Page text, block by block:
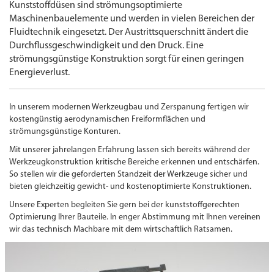
Kunststoffdüsen sind strömungsoptimierte
Maschinenbauelemente und werden in vielen Bereichen der
Fluidtechnik eingesetzt. Der Austrittsquerschnitt ändert die
Durchflussgeschwindigkeit und den Druck. Eine
strömungsgünstige Konstruktion sorgt für einen geringen
Energieverlust.
In unserem modernen Werkzeugbau und Zerspanung fertigen wir
kostengünstig aerodynamischen Freiformflächen und
strömungsgünstige Konturen.
Mit unserer jahrelangen Erfahrung lassen sich bereits während der
Werkzeugkonstruktion kritische Bereiche erkennen und entschärfen.
So stellen wir die geforderten Standzeit der Werkzeuge sicher und
bieten gleichzeitig gewicht- und kostenoptimierte Konstruktionen.
Unsere Experten begleiten Sie gern bei der kunststoffgerechten
Optimierung Ihrer Bauteile. In enger Abstimmung mit Ihnen vereinen
wir das technisch Machbare mit dem wirtschaftlich Ratsamen.